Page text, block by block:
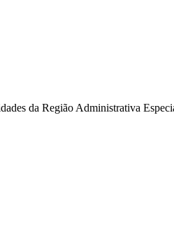
da Região Administrativa